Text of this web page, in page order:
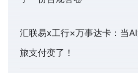
汇联易x工行×万事达卡：当
旅支付变了！